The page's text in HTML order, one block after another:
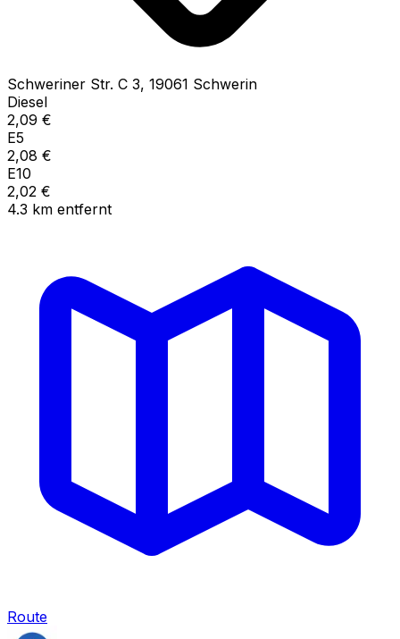
Schweriner Str. C 3, 19061 Schwerin
Diesel
2,09 €
E5
2,08 €
E10
2,02 €
4.3 km entfernt
Route